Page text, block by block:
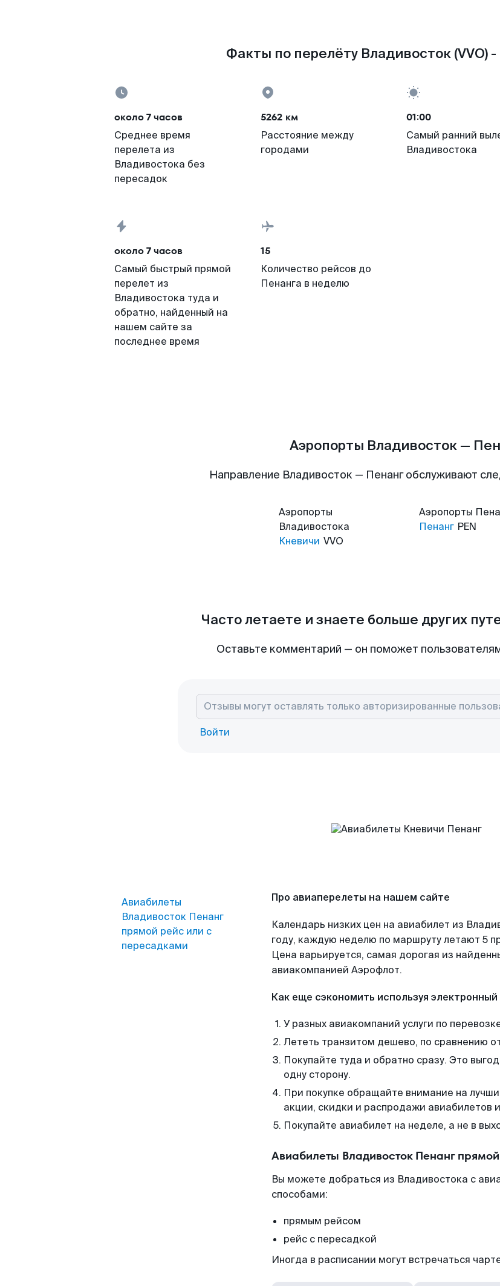
Факты по перелёту Владивосток (VVO) -
около 7 часов
Среднее время
перелета из
Владивостока без
пересадок
5262 км
Расстояние между
городами
01:00
Самый ранний
Владивостока
около 7 часов
Самый быстрый прямой
перелет из
Владивостока туда и
обратно, найденный на
нашем сайте за
последнее время
15
Количество рейсов до
Пенанга в неделю
Аэропорты Владивосток —
Направление Владивосток — Пенанг обслуживают
Аэропорты
Владивостока
Кневичи VVO
Аэропорты
Пенанг PEN
Часто летаете и знаете больше других
Оставьте комментарий — он поможет
Войти
Авиабилеты
Владивосток Пенанг
прямой рейс или с
пересадками
Про авиаперелеты на нашем сайте
Календарь низких цен на авиабилет из
году, каждую неделю по маршруту летают 5
Цена варьируется, самая дорогая из
авиакомпанией Аэрофлот.
Как еще сэкономить используя
У разных авиакомпаний услуги по
Лететь транзитом дешево, по сравнению
Покупайте туда и обратно сразу. Это
одну сторону.
При покупке обращайте внимание на
акции, скидки и распродажи авиабилетов
Покупайте авиабилет на неделе, а не в
Авиабилеты Владивосток Пенанг
Вы можете добраться из Владивостока с
способами:
прямым рейсом
рейс с пересадкой
Иногда в расписании могут встречаться